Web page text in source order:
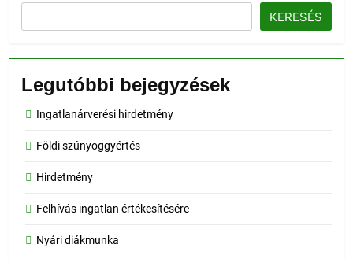
KERESÉS
Legutóbbi bejegyzések
Ingatlanárverési hirdetmény
Földi szúnyoggyértés
Hirdetmény
Felhívás ingatlan értékesítésére
Nyári diákmunka